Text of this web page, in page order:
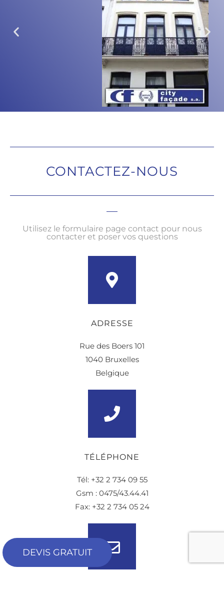
DEVIS GRATUIT
CONTACTEZ-NOUS
Utilisez le formulaire page contact pour nous
contacter et poser vos questions
ADRESSE
Rue des Boers 101
1040 Bruxelles
Belgique
TÉLÉPHONE
Tél: +32 2 734 09 55
Gsm : 0475/43.44.41
Fax: +32 2 734 05 24